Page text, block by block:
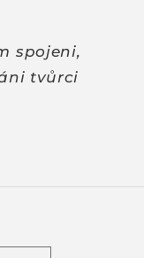
spojeni,
tvůrci